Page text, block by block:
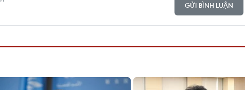
GỬI BÌNH LUẬN